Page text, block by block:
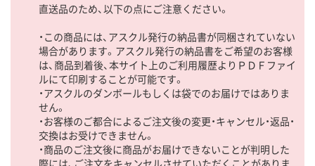
直送品のため、以下の点にご注意ください。
・この商品には、アスクル発行の納品書が同梱されていない
場合があります。アスクル発行の納品書をご希望のお客様
は、商品到着後、本サイト上のご利用履歴よりＰＤＦファイ
ルにて印刷することが可能です。
・アスクルのダンボールもしくは袋でのお届けではありま
せん。
・お客様のご都合によるご注文後の変更・キャンセル・返品・
交換はお受けできません。
・商品のご注文後に商品がお届けできないことが判明した
際には、ご注文をキャンセルさせていただくことがありま